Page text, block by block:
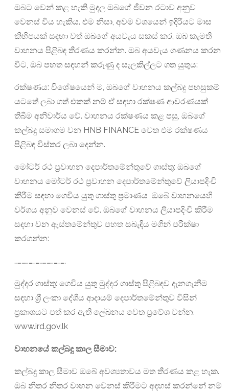
ඔබට වෙන් කළ හැකි මුදල ඔබගේ ජීවන රටාව අනුව
වෙනස් විය හැකිය. එම නිසා, අවම වශයෙන් ඉදිරියට මාස
කිහිපයක් සඳහා වත් ඔබගේ අයවැය සකස් කර, ඔබ කැමති
වාහනය පිළිබඳ තීරණය කරන්න. ඔබ අයවැය ගණනය කරන
විට, ඔබ පහත සඳහන් කරුණු ද සැලකිල්ලට ගත යුතුය:
රක්ෂණය: විශේෂයෙන් ම, ඔබගේ වාහනය කල්බදු පහසුකම්
යටතේ ලබා ගත් එකක් නම් ඒ සඳහා රක්ෂණ ආවරණයක්
තිබීම අනිවාර්ය වේ. වාහනය රක්ෂණය කළ පසු, ඔබගේ
කල්බදු සමාගම වන HNB FINANCE වෙත එම රක්ෂණය
පිළිබඳ විස්තර ලබා දෙන්න.
මෝටර් රථ ප්‍රවාහන දෙපාර්තමේන්තුවේ ගාස්තු: ඔබගේ
වාහනය මෝටර් රථ ප්‍රවාහන දෙපාර්තමේන්තුවේ ලියාපදිංචි
කිරීම සඳහා ගෙවිය යුතු ගාස්තු ප්‍රමාණය ඔබේ වාහනයෙහි
වර්ගය අනුව වෙනස් වේ. ඔබගේ වාහනය ලියාපදිංචි කිරීම
සඳහා වන ඇස්තමේන්තුව පහත සබැඳිය මගින් පරීක්ෂා
කරගන්න:
…………………………………….
මුද්දර ගාස්තු: ගෙවිය යුතු මුද්දර ගාස්තු පිළිබඳව දැනගැනීම
සඳහා ශ්‍රී ලංකා දේශීය ආදායම් දෙපාර්තමේන්තුව විසින්
ප්‍රකාශයට පත් කර ඇති ලේඛනය වෙත ප්‍රවේශ වන්න.
www.ird.gov.lk
වාහනයේ කල්බදු කාල සීමාව:
කල්බදු කාල සීමාව ඔබේ අවශ්‍යතාවය මත තීරණය කළ හැක.
ඔබ නිතර නිතර වාහන වෙනස් කිරීමට අදහස් කරන්නේ නම්